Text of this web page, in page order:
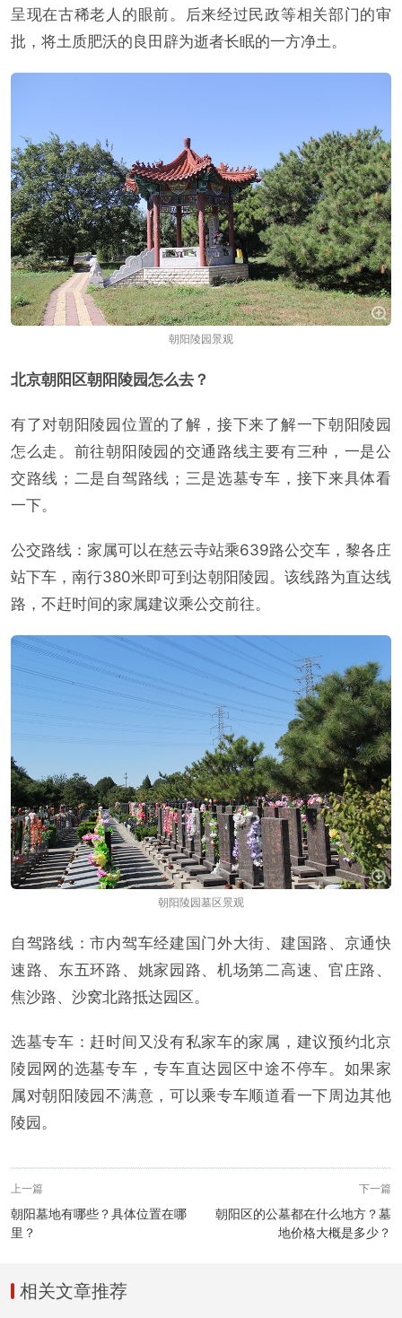
呈现在古稀老人的眼前。后来经过民政等相关部门的审
批，将土质肥沃的良田辟为逝者长眠的一方净土。
朝阳陵园景观
北京朝阳区朝阳陵园怎么去？
有了对朝阳陵园位置的了解，接下来了解一下朝阳陵园
怎么走。前往朝阳陵园的交通路线主要有三种，一是公
交路线；二是自驾路线；三是选墓专车，接下来具体看
一下。
公交路线：家属可以在慈云寺站乘639路公交车，黎各庄
站下车，南行380米即可到达朝阳陵园。该线路为直达线
路，不赶时间的家属建议乘公交前往。
朝阳陵园墓区景观
自驾路线：市内驾车经建国门外大街、建国路、京通快
速路、东五环路、姚家园路、机场第二高速、官庄路、
焦沙路、沙窝北路抵达园区。
选墓专车：赶时间又没有私家车的家属，建议预约北京
陵园网的选墓专车，专车直达园区中途不停车。如果家
属对朝阳陵园不满意，可以乘专车顺道看一下周边其他
陵园。
上一篇
朝阳墓地有哪些？具体位置在哪
里？
下一篇
朝阳区的公墓都在什么地方？墓
地价格大概是多少？
相关文章推荐